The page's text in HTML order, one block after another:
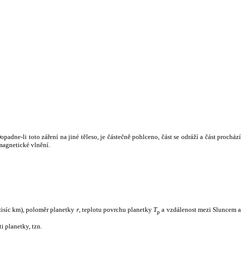
li toto záření na jiné těleso, je částečně pohlceno, část se odráží a část prochází
vlnění.
km), poloměr planetky r, teplotu povrchu planetky Tp a vzdálenost mezi Sluncem a
planetky, tzn.